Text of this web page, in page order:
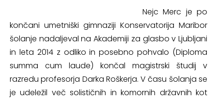
Nejc Merc je po
končani umetniški gimnaziji Konservatorija Maribor
šolanje nadaljeval na Akademiji za glasbo v Ljubljani
in leta 2014 z odliko in posebno pohvalo (Diploma
summa cum laude) končal magistrski študij v
razredu profesorja Darka Roškerja. V času šolanja se
je udeležil več solističnih in komornih državnih kot